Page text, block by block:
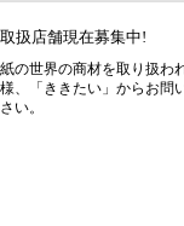
取扱店舗現在募集中!
紙の世界の商材を取り扱わ
様、「ききたい」からお問
さい。